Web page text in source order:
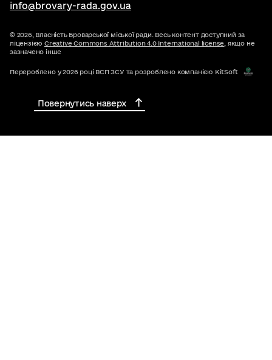
info@brovary-rada.gov.ua
© 2026, Власність Броварської міської ради. Весь контент доступний за
ліцензією Creative Commons Attribution 4.0 International license , якщо не
зазначено інше
Перероблено у 2026 році ВСП ЗСУ та розроблено компанією KitSoft
Повернутись наверх